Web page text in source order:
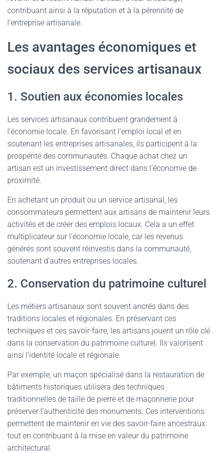
contribuant ainsi à la réputation et à la pérennité de
l’entreprise artisanale.
Les avantages économiques et
sociaux des services artisanaux
1. Soutien aux économies locales
Les services artisanaux contribuent grandement à
l’économie locale. En favorisant l’emploi local et en
soutenant les entreprises artisanales, ils participent à la
prospérité des communautés. Chaque achat chez un
artisan est un investissement direct dans l’économie de
proximité.
En achetant un produit ou un service artisanal, les
consommateurs permettent aux artisans de maintenir leurs
activités et de créer des emplois locaux. Cela a un effet
multiplicateur sur l’économie locale, car les revenus
générés sont souvent réinvestis dans la communauté,
soutenant d’autres entreprises locales.
2. Conservation du patrimoine culturel
Les métiers artisanaux sont souvent ancrés dans des
traditions locales et régionales. En préservant ces
techniques et ces savoir-faire, les artisans jouent un rôle clé
dans la conservation du patrimoine culturel. Ils valorisent
ainsi l’identité locale et régionale.
Par exemple, un maçon spécialisé dans la restauration de
bâtiments historiques utilisera des techniques
traditionnelles de taille de pierre et de maçonnerie pour
préserver l’authenticité des monuments. Ces interventions
permettent de maintenir en vie des savoir-faire ancestraux
tout en contribuant à la mise en valeur du patrimoine
architectural.